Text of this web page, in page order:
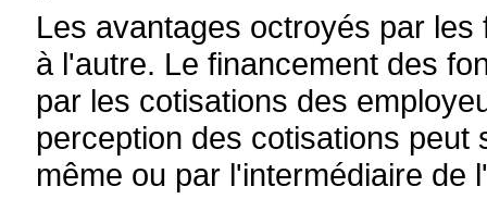
Les avantages octroyés par
à l'autre. Le financement des
par les cotisations des
perception des cotisations peut
même ou par l'intermédiaire de